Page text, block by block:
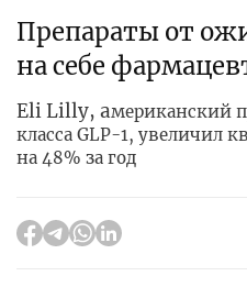
Препараты от
на себе
Eli Lilly, американский
класса GLP-1, увеличил
на 48% за год